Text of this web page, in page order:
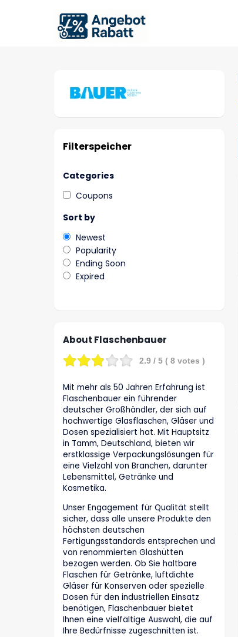
Filterspeicher
Categories
Coupons
Sort by
Newest
Popularity
Ending Soon
Expired
About Flaschenbauer
2.9 / 5 ( 8 votes )
Mit mehr als 50 Jahren Erfahrung ist
Flaschenbauer ein führender
deutscher Großhändler, der sich auf
hochwertige Glasflaschen, Gläser und
Dosen spezialisiert hat. Mit Hauptsitz
in Tamm, Deutschland, bieten wir
erstklassige Verpackungslösungen für
eine Vielzahl von Branchen, darunter
Lebensmittel, Getränke und
Kosmetika.
Unser Engagement für Qualität stellt
sicher, dass alle unsere Produkte den
höchsten deutschen
Fertigungsstandards entsprechen und
von renommierten Glashütten
bezogen werden. Ob Sie haltbare
Flaschen für Getränke, luftdichte
Gläser für Konserven oder spezielle
Dosen für den industriellen Einsatz
benötigen, Flaschenbauer bietet
Ihnen eine vielfältige Auswahl, die auf
Ihre Bedürfnisse zugeschnitten ist.